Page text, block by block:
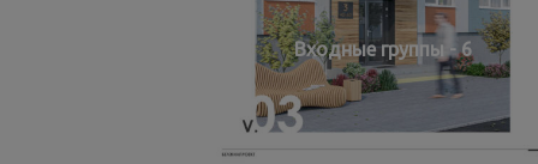
Входные группы - 6